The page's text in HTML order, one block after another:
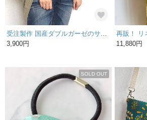
3,900円
11,880円
SOLD OUT